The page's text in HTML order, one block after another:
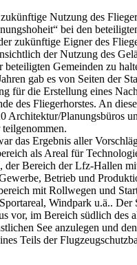
Nutzung des
bei den
zukünftige Eigner des
der Nutzung des
beteiligten Gemeinden zu
gab es von Seiten der
für die Erstellung eines
des Fliegerhorstes. An
Architektur/Planungsbüros
das Ergebnis aller
als Areal für
der Bereich der Lfz-Hallen
Betrieb und
mit Rollwegen und
Windpark u.ä.. Der
vor, im Bereich südlich des
See anzulegen und
Teils der